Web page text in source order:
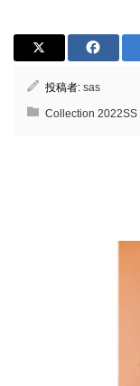
投稿者: sas
Collection 2022SS